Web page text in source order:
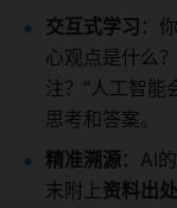
交互式学习 ：
心观点是什么
注？”人工智能
思考和答案。
精准溯源：AI
末附上资料出处